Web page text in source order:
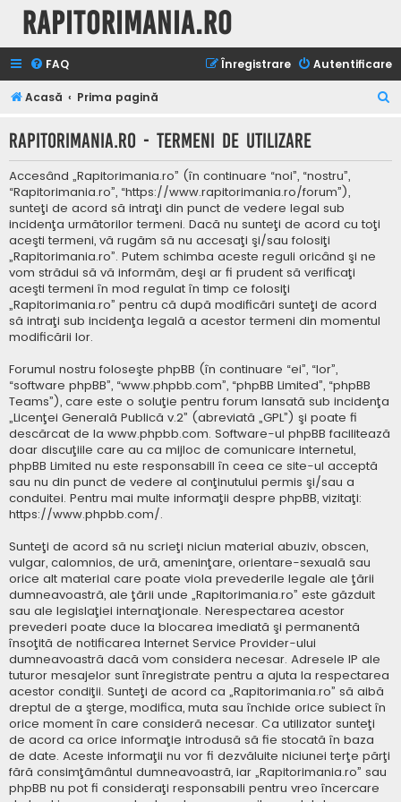
Rapitorimania.ro
FAQ Autentificare
Înregistrare
Acasă Prima pagină
t
Rapitorimania.ro - Termeni de utilizare
Accesând „Rapitorimania.ro” (în continuare “noi”, “nostru”,
“Rapitorimania.ro”, “https://www.rapitorimania.ro/forum”),
sunteţi de acord să intraţi din punct de vedere legal sub
incidenţa următorilor termeni. Dacă nu sunteţi de acord cu toţi
aceşti termeni, vă rugăm să nu accesaţi şi/sau folosiţi
„Rapitorimania.ro”. Putem schimba aceste reguli oricând şi ne
vom strădui să vă informăm, deşi ar fi prudent să verificaţi
aceşti termeni în mod regulat în timp ce folosiţi
„Rapitorimania.ro” pentru că după modificări sunteţi de acord
să intraţi sub incidenţa legală a acestor termeni din momentul
modificării lor.
Forumul nostru foloseşte phpBB (în continuare “ei”, “lor”,
“software phpBB”, “www.phpbb.com”, “phpBB Limited”, “phpBB
Teams”), care este o soluţie pentru forum lansată sub incidenţa
„Licenţei Generală Publică v.2” (abreviată „GPL”) şi poate fi
descărcat de la www.phpbb.com. Software-ul phpBB facilitează
doar discuţiile care au ca mijloc de comunicare internetul,
phpBB Limited nu este responsabill în ceea ce site-ul acceptă
sau nu din punct de vedere al conţinutului permis şi/sau a
conduitei. Pentru mai multe informaţii despre phpBB, vizitaţi:
https://www.phpbb.com/.
Sunteţi de acord să nu scrieţi niciun material abuziv, obscen,
vulgar, calomnios, de ură, ameninţare, orientare-sexuală sau
orice alt material care poate viola prevederile legale ale ţării
dumneavoastră, ale ţării unde „Rapitorimania.ro” este găzduit
sau ale legislaţiei internaţionale. Nerespectarea acestor
prevederi poate duce la blocarea imediată şi permanentă
însoţită de notificarea Internet Service Provider-ului
dumneavoastră dacă vom considera necesar. Adresele IP ale
tuturor mesajelor sunt înregistrate pentru a ajuta la respectarea
acestor condiţii. Sunteţi de acord ca „Rapitorimania.ro” să aibă
dreptul de a şterge, modifica, muta sau închide orice subiect în
orice moment în care consideră necesar. Ca utilizator sunteţi
de acord ca orice informaţie introdusă să fie stocată în baza
de date. Aceste informaţii nu vor fi dezvăluite niciunei terţe părţi
fără consimţământul dumneavoastră, iar „Rapitorimania.ro” sau
phpBB nu pot fi consideraţi responsabili pentru vreo încercare